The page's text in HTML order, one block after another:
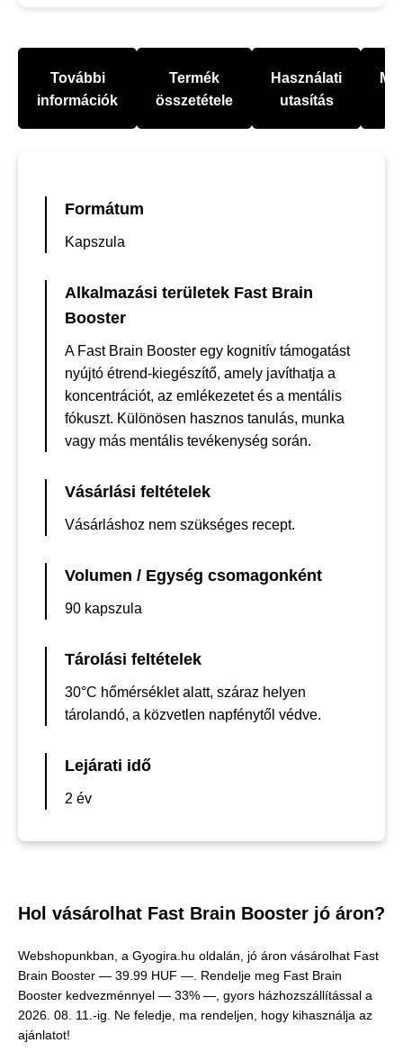
További
információk
Termék
összetétele
Használati
utasítás
Formátum
Kapszula
Alkalmazási területek Fast Brain
Booster
A Fast Brain Booster egy kognitív támogatást
nyújtó étrend-kiegészítő, amely javíthatja a
koncentrációt, az emlékezetet és a mentális
fókuszt. Különösen hasznos tanulás, munka
vagy más mentális tevékenység során.
Vásárlási feltételek
Vásárláshoz nem szükséges recept.
Volumen / Egység csomagonként
90 kapszula
Tárolási feltételek
30°C hőmérséklet alatt, száraz helyen
tárolandó, a közvetlen napfénytől védve.
Lejárati idő
2 év
Hol vásárolhat Fast Brain Booster jó áron?
Webshopunkban, a Gyogira.hu oldalán, jó áron vásárolhat Fast
Brain Booster — 39.99 HUF — . Rendelje meg Fast Brain
Booster kedvezménnyel — 33% —, gyors házhozszállítással a
2026. 08. 11.-ig. Ne feledje, ma rendeljen, hogy kihasználja az
ajánlatot!